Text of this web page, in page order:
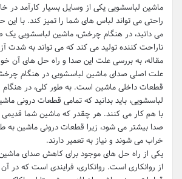
ماشین لباسشویی یکی از وسایل بسیار کارآمد در
راحتی می تواند لباس های شما را تمیز کند. با این
می دانید، در هنگام چرخش، ماشین لباسشویی یک
ناراحت کننده تولید می کند که می تواند به شدت
مقاله، به بررسی علت این صدا و راه حل های آن
علت اصلی صدای ماشین لباسشویی در هنگام
قطعات داخلی ماشین است. به طور کلی، در هنگام
لباسشویی، باید بدانید که تمامی قطعات درونی
با هم کار می کنند. هر چقدر که ماشین شما قدیمی
صدا بیشتر می شود، زیرا قطعات درونی ماشین به
خراب می شوند و نیاز به تعمیر دارند.
یکی از راه حل های موجود برای کاهش صدای ماشین
از روانکاری است. روانکاری، فرایندی است که در